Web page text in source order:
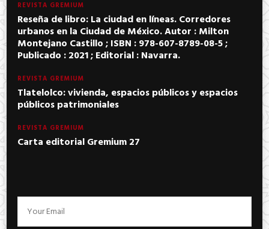
REVISTA GREMIUM
Reseña de libro: La ciudad en líneas. Corredores
urbanos en la Ciudad de México. Autor : Milton
Montejano Castillo ; ISBN : 978-607-8789-08-5 ;
Publicado : 2021 ; Editorial : Navarra.
REVISTA GREMIUM
Tlatelolco: vivienda, espacios públicos y espacios
públicos patrimoniales
REVISTA GREMIUM
Carta editorial Gremium 27